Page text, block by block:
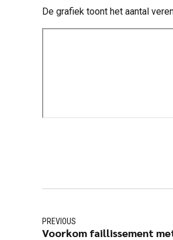
De grafiek toont het aantal
PREVIOUS
Voorkom faillissement